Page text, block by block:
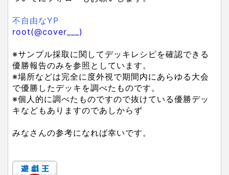
不自由なYP
root(@cover___)
※サンプル採取に関してデッキレシピを確認できる
優勝報告のみを参照としています。
※場所などは完全に度外視で期間内にあらゆる大会
で優勝したデッキを調べたものです。
※個人的に調べたものですので抜けている優勝デッ
キなどもありますのであしからず
みなさんの参考になれば幸いです。